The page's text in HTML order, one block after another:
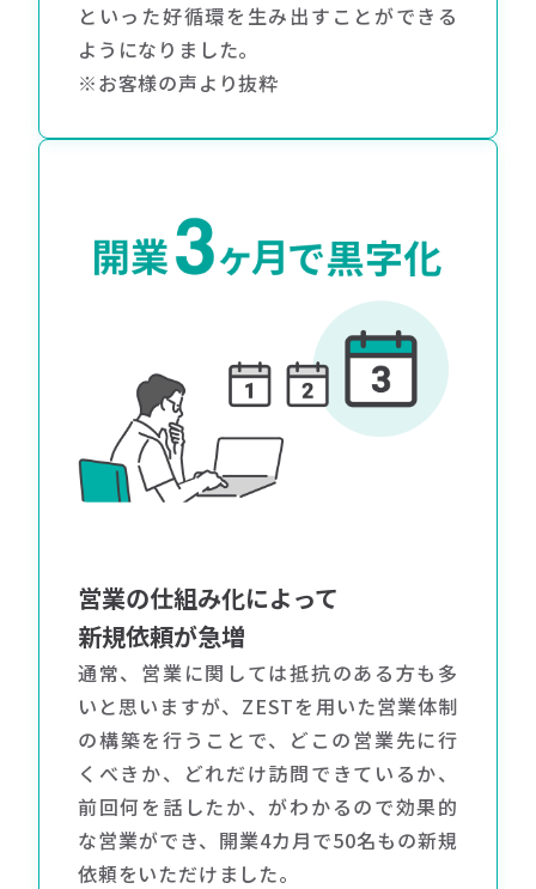
といった好循環を生み出すことができる
ようになりました。
※お客様の声より抜粋
営業の仕組み化によって
新規依頼が急増
通常、営業に関しては抵抗のある方も多
いと思いますが、ZESTを用いた営業体制
の構築を行うことで、どこの営業先に行
くべきか、どれだけ訪問できているか、
前回何を話したか、がわかるので効果的
な営業ができ、開業4カ月で50名もの新規
依頼をいただけました。